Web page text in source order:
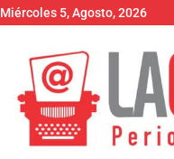
Miércoles 5, Agosto, 2026